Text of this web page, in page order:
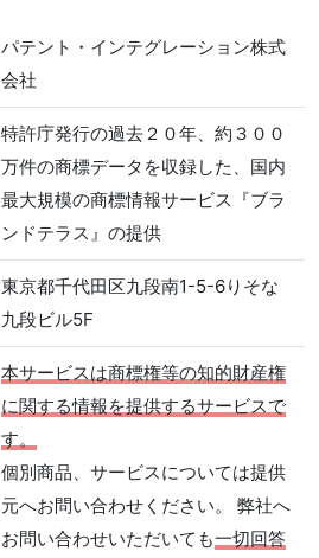
パテント・インテグレーション株式
会社
特許庁発行の過去２０年、約３００
万件の商標データを収録した、国内
最大規模の商標情報サービス『ブラ
ンドテラス』の提供
東京都千代田区九段南1-5-6りそな
九段ビル5F
本サービスは商標権等の知的財産権
に関する情報を提供するサービスで
す。
個別商品、サービスについては提供
元へお問い合わせください。 弊社へ
お問い合わせいただいても一切回答